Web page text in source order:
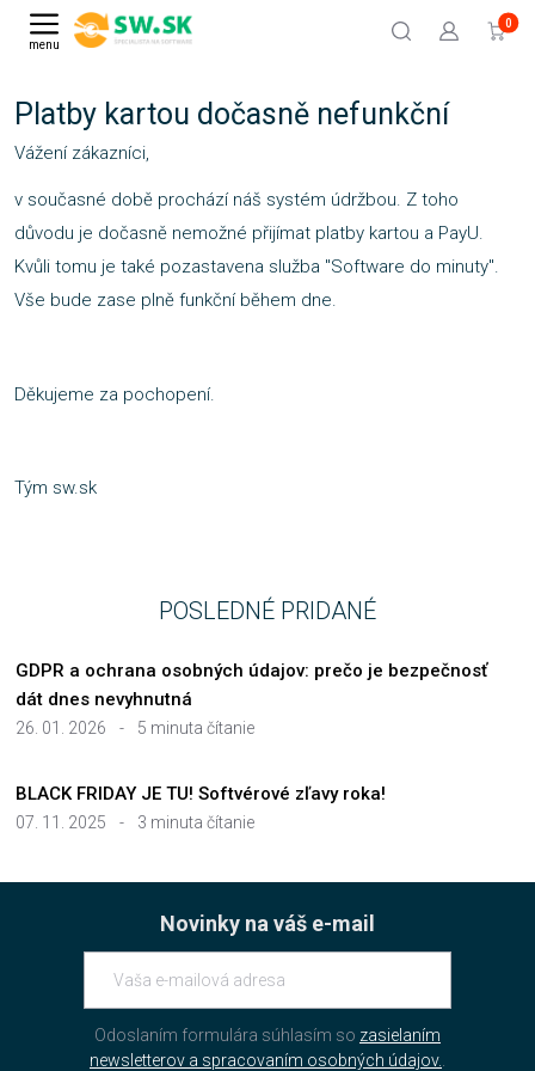
menu
0
Platby kartou dočasně nefunkční
Vážení zákazníci,
v současné době prochází náš systém údržbou. Z toho
důvodu je dočasně nemožné přijímat platby kartou a PayU.
Kvůli tomu je také pozastavena služba "Software do minuty".
Vše bude zase plně funkční během dne.
Děkujeme za pochopení.
Tým sw.sk
POSLEDNÉ PRIDANÉ
26. 01. 2026 - 5 minuta čítanie
GDPR a ochrana osobných údajov: prečo je bezpečnosť
dát dnes nevyhnutná
07. 11. 2025 - 3 minuta čítanie
BLACK FRIDAY JE TU! Softvérové zľavy roka!
Novinky na váš e-mail
Odoslaním formulára súhlasím so zasielaním
newsletterov a spracovaním osobných údajov.